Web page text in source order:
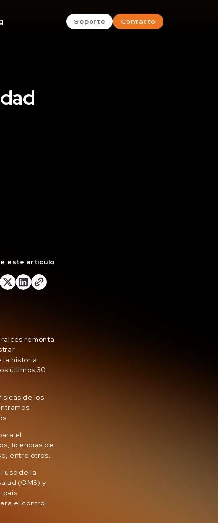
Soporte Contacto
este artículo
remonta
la historia
últimos 30
de los
el
licencias de
entre otros.
uso de la
(OMS) y
país
el control